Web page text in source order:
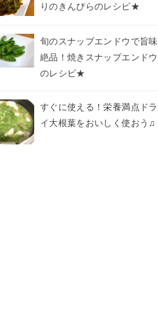
りのきんぴらのレシピ★
旬のスナップエンドウで旨味
絶品！焼きスナップエンドウ
のレシピ★
すぐに使える！栄養満点ドラ
イ大根葉をおいしく使おう♫